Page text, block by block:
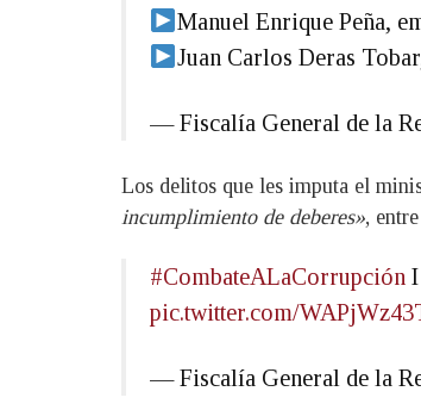
Manuel Enrique Peña,
Juan Carlos Deras
— Fiscalía General de la
Los delitos que les imputa el
incumplimiento de deberes»,
#CombateALaCorrupción
pic.twitter.com/
— Fiscalía General de la